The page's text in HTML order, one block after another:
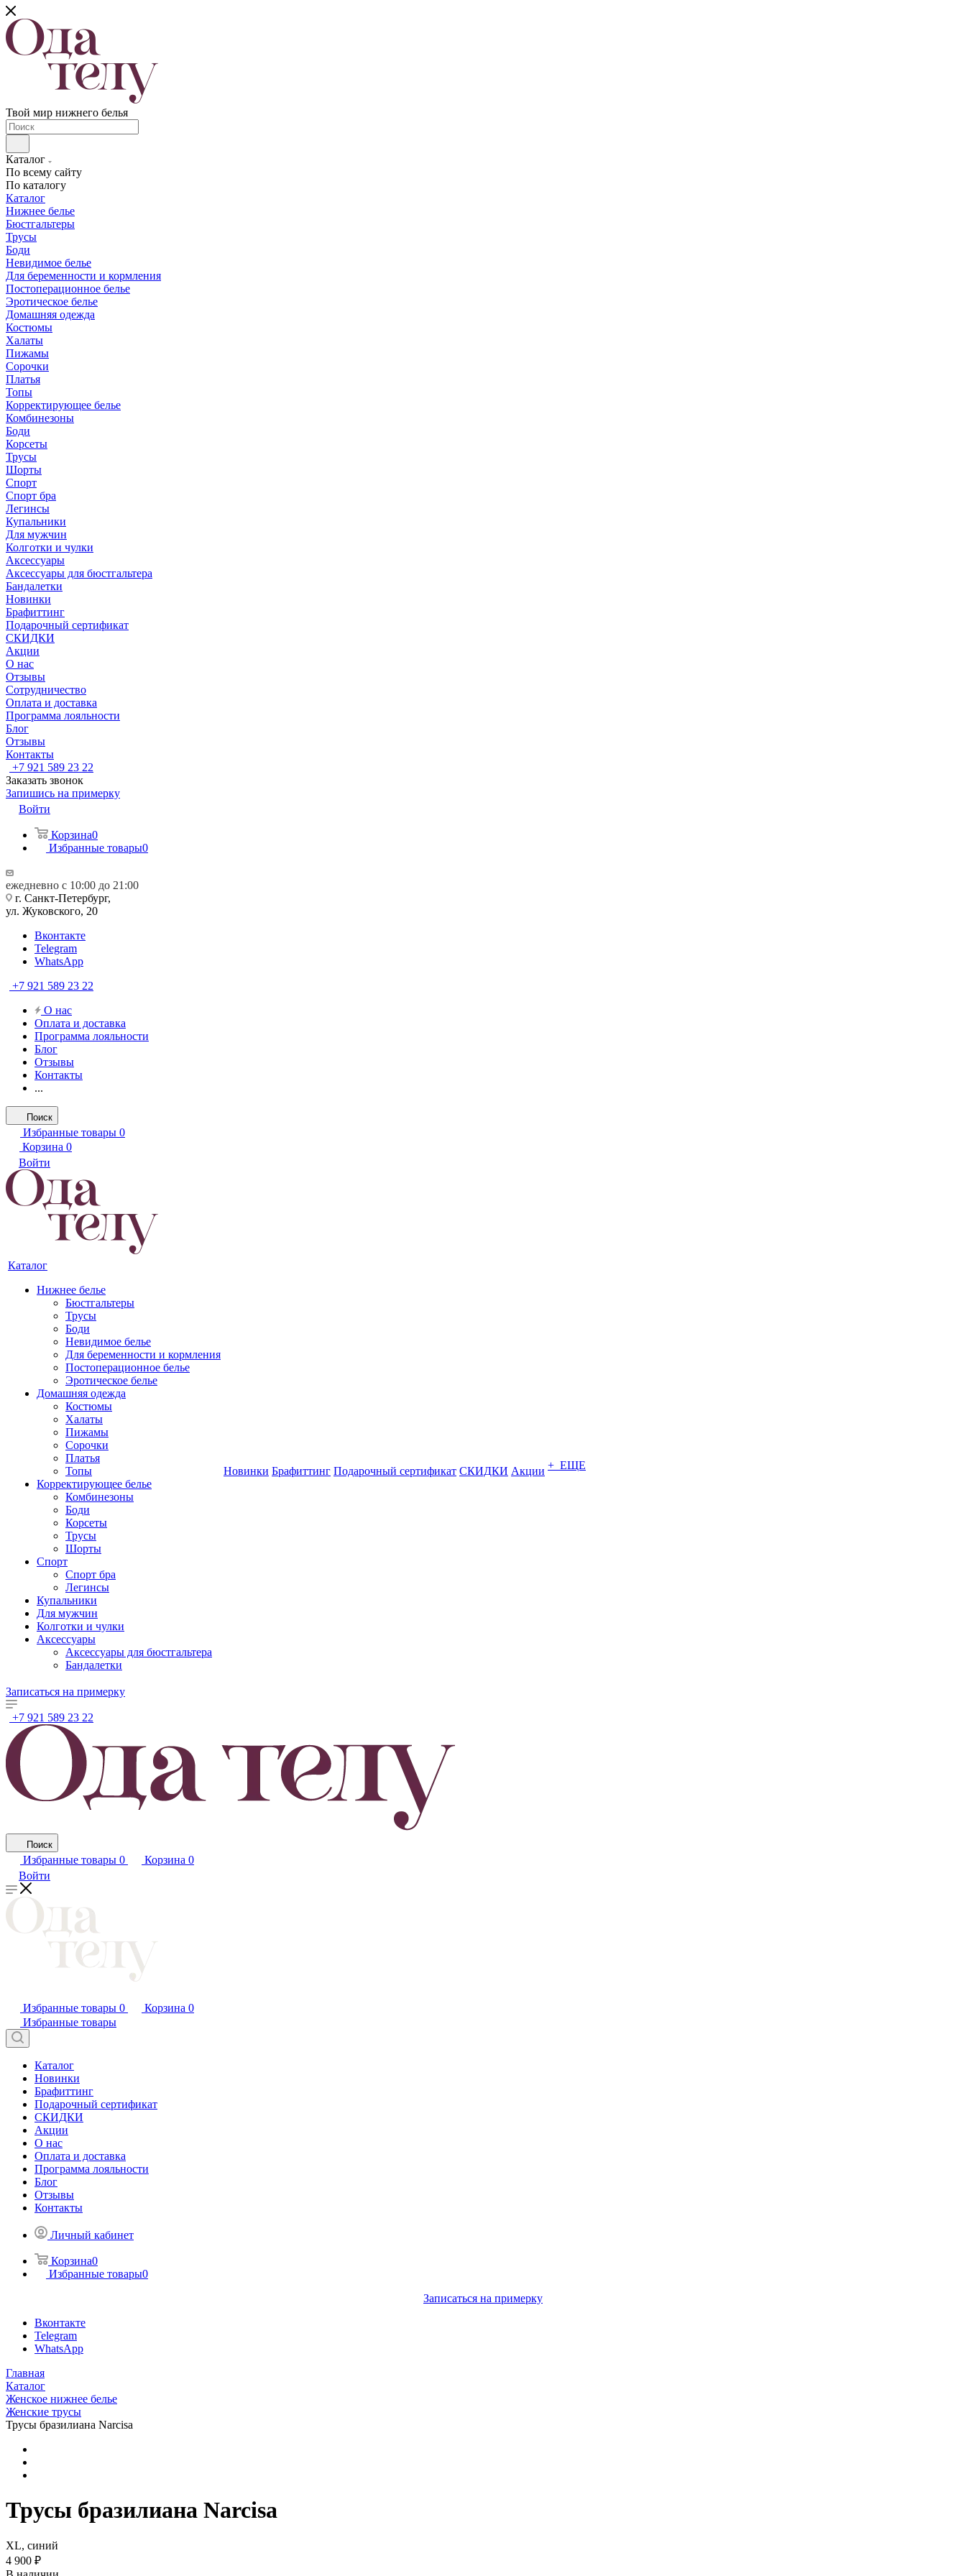
Твой мир нижнего белья
Каталог
По всему сайту
По каталогу
Каталог
Нижнее белье
Бюстгальтеры
Трусы
Боди
Невидимое белье
Для беременности и кормления
Постоперационное белье
Эротическое белье
Домашняя одежда
Костюмы
Халаты
Пижамы
Сорочки
Платья
Топы
Корректирующее белье
Комбинезоны
Боди
Корсеты
Трусы
Шорты
Спорт
Спорт бра
Легинсы
Купальники
Для мужчин
Колготки и чулки
Аксессуары
Аксессуары для бюстгальтера
Бандалетки
Новинки
Брафиттинг
Подарочный сертификат
СКИДКИ
Акции
О нас
Отзывы
Сотрудничество
Оплата и доставка
Программа лояльности
Блог
Отзывы
Контакты
+7 921 589 23 22
Заказать звонок
Запишись на примерку
Войти
Корзина0
Избранные товары0
ежедневно с 10:00 до 21:00
г. Санкт-Петербург,
ул. Жуковского, 20
Вконтакте
Telegram
WhatsApp
+7 921 589 23 22
О нас
Оплата и доставка
Программа лояльности
Блог
Отзывы
Контакты
...
Поиск
Избранные товары 0
Корзина 0
Войти
Каталог
Нижнее белье
Бюстгальтеры
Трусы
Боди
Невидимое белье
Для беременности и кормления
Постоперационное белье
Эротическое белье
Домашняя одежда
Костюмы
Халаты
Пижамы
Сорочки
Платья
Топы
Корректирующее белье
Комбинезоны
Боди
Корсеты
Трусы
Шорты
Спорт
Спорт бра
Легинсы
Купальники
Для мужчин
Колготки и чулки
Аксессуары
Аксессуары для бюстгальтера
Бандалетки
Новинки Брафиттинг Подарочный сертификат СКИДКИ Акции + ЕЩЕ
Записаться на примерку
+7 921 589 23 22
Поиск
Избранные товары 0 Корзина 0
Войти
Избранные товары 0 Корзина 0
Избранные товары
Каталог
Новинки
Брафиттинг
Подарочный сертификат
СКИДКИ
Акции
О нас
Оплата и доставка
Программа лояльности
Блог
Отзывы
Контакты
Личный кабинет
Корзина0
Избранные товары0
Записаться на примерку
Вконтакте
Telegram
WhatsApp
Главная
Каталог
Женское нижнее белье
Женские трусы
Трусы бразилиана Narcisa
Трусы бразилиана Narcisa
XL, синий
4 900 ₽